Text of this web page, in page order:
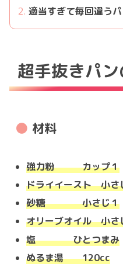
適当すぎて毎回違う
超手抜きパ
材料
強力粉 カップ１
ドライイースト 小さ
砂糖 小さじ１
オリーブオイル 小さ
塩 ひとつまみ
ぬるま湯120cc